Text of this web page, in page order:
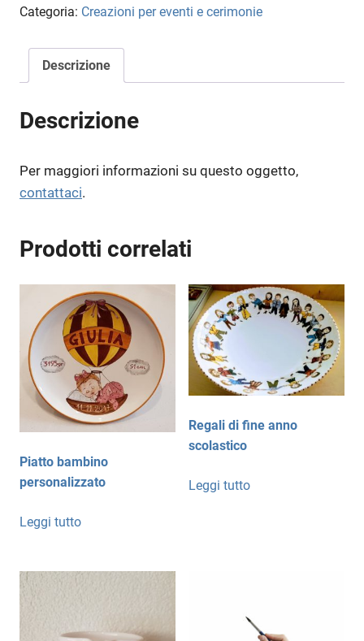
Categoria: Creazioni per eventi e cerimonie
Descrizione
Descrizione
Per maggiori informazioni su questo oggetto,
contattaci.
Prodotti correlati
Piatto bambino
personalizzato
Leggi tutto
Regali di fine anno
scolastico
Leggi tutto